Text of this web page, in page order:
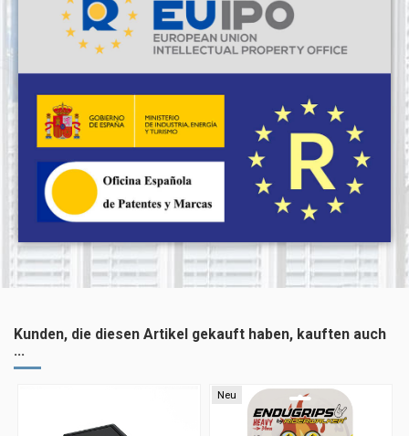
Kunden, die diesen Artikel gekauft haben, kauften auch
...
Neu